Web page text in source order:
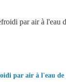
par air à l'eau
par air à l'eau de